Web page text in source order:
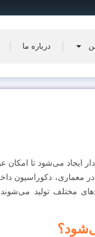
درباره ما
می‌شود تا امکان
معماری، دکوراسیون
مختلف تولید می‌شوند